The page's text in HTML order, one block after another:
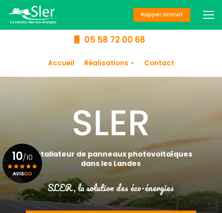
au
contenu
principal
05 58 72 00 68
Accueil Réalisations
Chauffage
Climatisation
Contact
Rappel Gratuit
Installateur de panneaux photovoltaïques
dans les Landes
SLER, la solution des éco-énergies
10/10
Voir le certificat